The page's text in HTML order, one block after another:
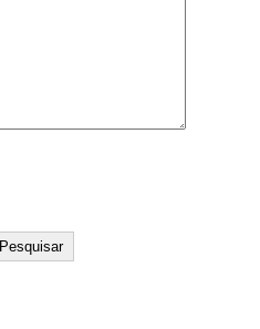
Pesquisar